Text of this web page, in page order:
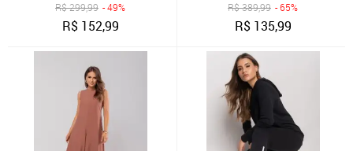
R$299,99 - 49%
R$ 152,99
R$389,99 - 65%
R$ 135,99